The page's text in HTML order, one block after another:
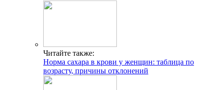
Читайте также:
Норма сахара в крови у женщин: таблица по
возрасту, причины отклонений